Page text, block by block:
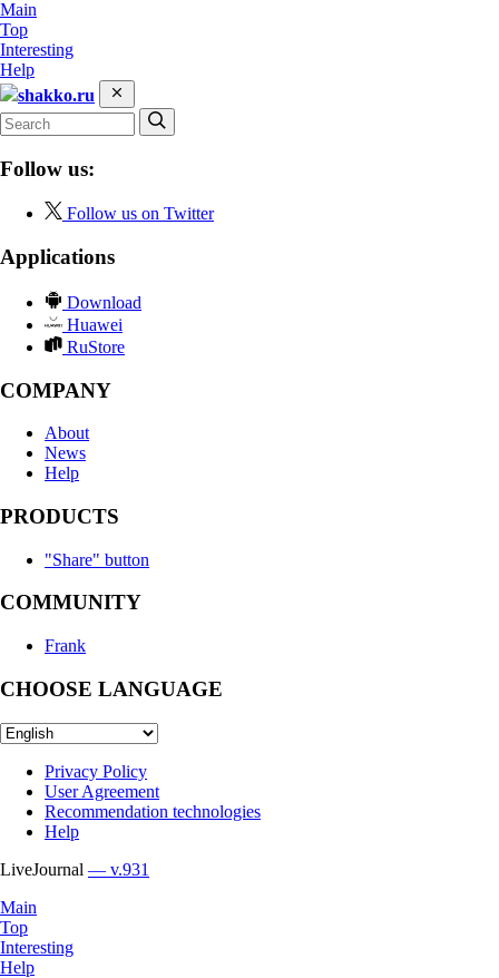
Main
Top
Interesting
Help
shakko.ru
Follow us:
Follow us on Twitter
Applications
Download
Huawei
RuStore
COMPANY
About
News
Help
PRODUCTS
"Share" button
COMMUNITY
Frank
CHOOSE LANGUAGE
Privacy Policy
User Agreement
Recommendation technologies
Help
LiveJournal — v.931
Main
Top
Interesting
Help